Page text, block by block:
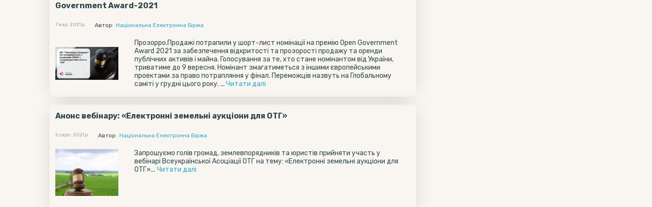
Government Award-2021
7 вер. 2021 р. Автор: Національна Електронна Біржа
Прозорро.Продажі потрапили у шорт-лист номінації на премію Open Government
Award 2021 за забезпечення відкритості та прозорості продажу та оренди
публічних активів і майна. Голосування за те, хто стане номінантом від України,
триватиме до 9 вересня. Номінант змагатиметься з іншими європейськими
проектами за право потрапляння у фінал. Переможців назвуть на Глобальному
саміті у грудні цього року. ... Читати далi
Анонс вебінару: «Електронні земельні аукціони для ОТГ»
2 серп. 2021 р. Автор: Національна Електронна Біржа
Запрошуємо голів громад, землевпорядників та юристів прийняти участь у
вебінарі Всеукраїнської Асоціації ОТГ на тему: «Електронні земельні аукціони для
ОТГ»... Читати далi